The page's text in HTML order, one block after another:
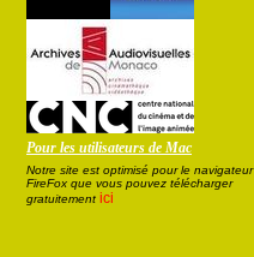
Pour les utilisateurs de Mac
Notre site est optimisé pour le navigateur
FireFox que vous pouvez télécharger
gratuitement ici